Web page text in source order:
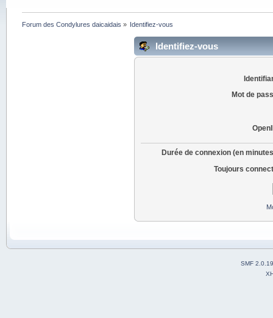
Forum des Condylures daicaidais » Identifiez-vous
Identifiez-vous
Mot de
Durée de connexion (en
Toujours
SMF 2.0.19